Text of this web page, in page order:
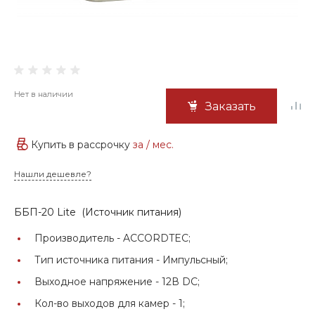
Нет в наличии
Заказать
Купить в рассрочку за / мес.
Нашли дешевле?
ББП-20 Lite (Источник питания)
Производитель - ACCORDTEC;
Тип источника питания - Импульсный;
Выходное напряжение - 12В DC;
Кол-во выходов для камер - 1;